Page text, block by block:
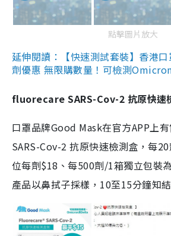
點擊圖片放大
延伸閱讀：【快速測試套裝】香港
劑優惠 無限購數量！可檢測
fluorecare SARS-Cov-2 抗原快速
口罩品牌Good Mask在官方APP上
SARS-Cov-2 抗原快速檢測盒，每
位每劑$18、每500劑/1箱獨立包裝
產品以鼻拭子採樣，10至15分鐘知